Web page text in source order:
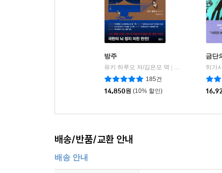
방주
유키 하루오 저/김은모 역
블루홀6
185건
14,850원 (10% 할인)
금단
배송/반품/교환 안내
배송 안내